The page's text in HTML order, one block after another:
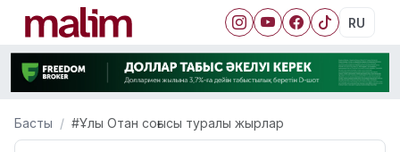
RU
Басты #Ұлы Отан соғысы туралы жырлар